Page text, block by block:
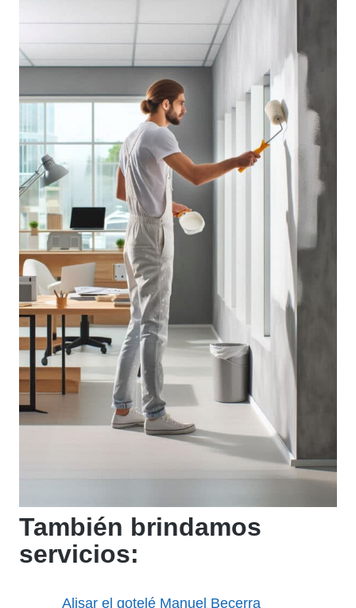
También brindamos
servicios:
Alisar el gotelé Manuel Becerra